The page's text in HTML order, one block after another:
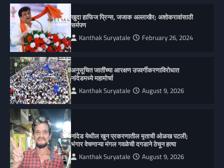
खुदा हाफिज प्रिन्स, जजाक अल्लाखैर; अशोकरावांसाठी
सर्मपण
Kanthak Suryatale February 26, 2024
अनुसूचित जातींच्या आरक्षण उपवर्गीकरणाविरोधात
नांदेडमध्ये महामोर्चा
Kanthak Suryatale August 9, 2026
नांदेड येथील खुन प्रकरणातील मृताची ओळख पटली;
भंगार वेचणाऱ्या मंगल गवळेची दगडाने ठेचून हत्या
Kanthak Suryatale August 9, 2026